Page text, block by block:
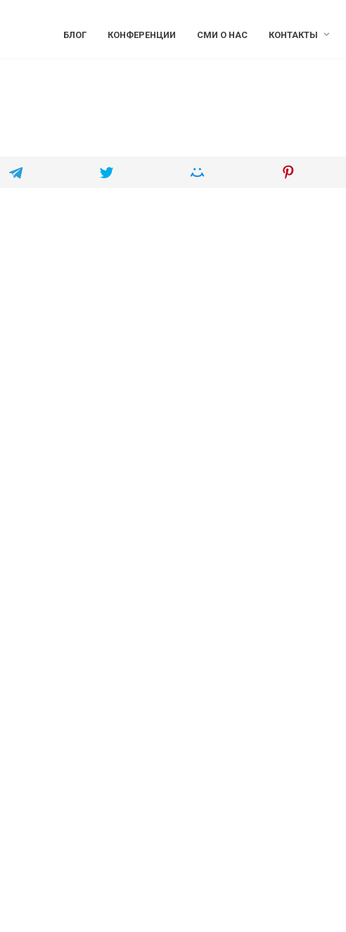
БЛОГ КОНФЕРЕНЦИИ СМИ О НАС КОНТАКТЫ